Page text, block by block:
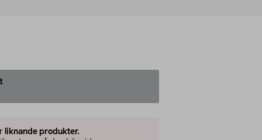
liknande produkter.